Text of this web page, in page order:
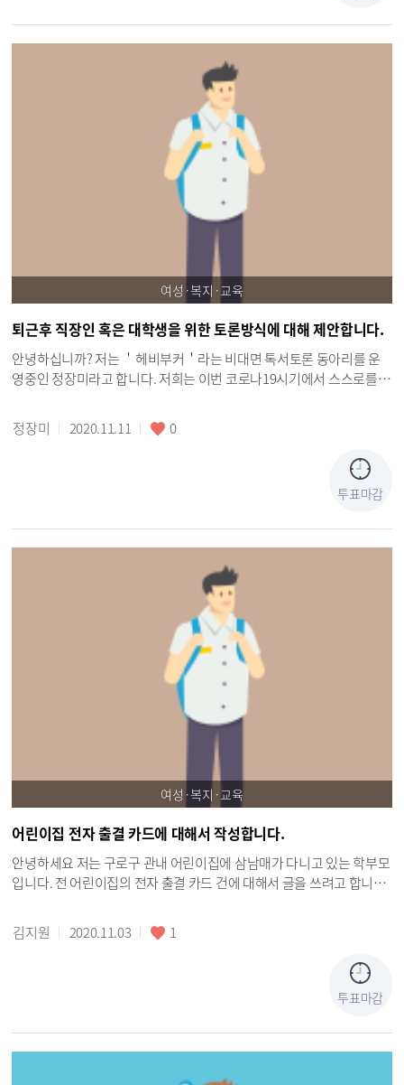
여성·복지·교육
퇴근후 직장인 혹은 대학생을 위한 토론방식에 대해 제안합니다.
안녕하십니까? 저는 ＇헤비부커＇라는 비대면 톡서토론 동아리를 운
영중인 정장미라고 합니다. 저희는 이번 코로나19시기에서 스스로를
화상미팅 프로그램을 이용하여 한달에 한번씩 독서토론을 하였고, 비대
면으로 토론하는 방식에 매력을 느꼈습니다. 그래서 저는 구로구내에서
떨까 생각됩니다. ( 다른 프로그램을 이용해보았지만 호환성이나 연결
정장미 2020.11.11 0
투표마감
여성·복지·교육
어린이집 전자 출결 카드에 대해서 작성합니다.
안녕하세요 저는 구로구 관내 어린이집에 삼남매가 다니고 있는 학부모
입니다. 전 어린이집의 전자 출결 카드 건에 대해서 글을 쓰려고 합니다.
에 만들어진걸로 아는데 맞나요? 이 글을 구로 구청에 제안을 해야 하는
건지 보건복지부에 제안을 해야 하는건지도 모르겠지만 우선 저희 아이
들이 구청 소속에 있는 어린이집에 다니고 있으니 말씀드리겠습니다.
전자 출결 카드를 구청에서 일하시는 분들은 혹시 보셨나요? 당근 그림
이 그려져 있고 2~3cm 정도의 네모난 카드인데 이 카드를 매일 아이가
김지원 2020.11.03 1
투표마감